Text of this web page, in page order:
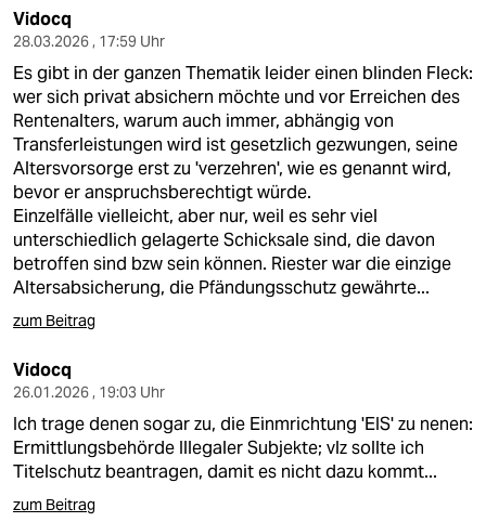
epaper login
Vidocq
28.03.2026 , 17:59 Uhr
Es gibt in der ganzen Thematik leider einen blinden Fleck:
wer sich privat absichern möchte und vor Erreichen des
Rentenalters, warum auch immer, abhängig von
Transferleistungen wird ist gesetzlich gezwungen, seine
Altersvorsorge erst zu 'verzehren', wie es genannt wird,
bevor er anspruchsberechtigt würde.
Einzelfälle vielleicht, aber nur, weil es sehr viel
unterschiedlich gelagerte Schicksale sind, die davon
betroffen sind bzw sein können. Riester war die einzige
Altersabsicherung, die Pfändungsschutz gewährte...
zum Beitrag
Vidocq
26.01.2026 , 19:03 Uhr
Ich trage denen sogar zu, die Einmrichtung 'EIS' zu nenen:
Ermittlungsbehörde Illegaler Subjekte; vlz sollte ich
Titelschutz beantragen, damit es nicht dazu kommt...
zum Beitrag